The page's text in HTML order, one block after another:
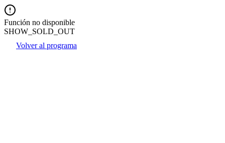
Función no disponible
SHOW_SOLD_OUT
Volver al programa